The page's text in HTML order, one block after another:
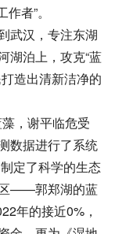
者”。
武汉，专注东湖
湖泊上，攻克“蓝
造出清新洁净的
，谢平临危受
数据进行了系统
定了科学的生态
区——郭郑湖的蓝
年的接近0%，